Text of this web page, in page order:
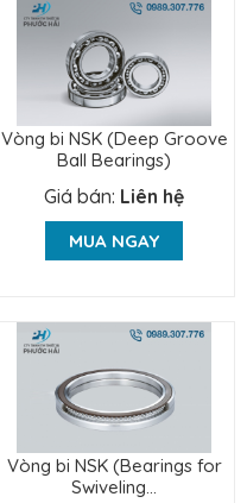
Vòng bi NSK (Deep Groove
Ball Bearings)
Giá bán: Liên hệ
MUA NGAY
Vòng bi NSK (Bearings for
Swiveling...